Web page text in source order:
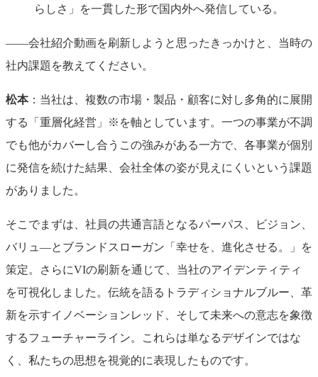
らしさ」を一貫した形で国内外へ発信している。
――会社紹介動画を刷新しようと思ったきっかけと、当時の
社内課題を教えてください。
松本：当社は、複数の市場・製品・顧客に対し多角的に展開
する「重層化経営」※を軸としています。一つの事業が不調
でも他がカバーし合うこの強みがある一方で、各事業が個別
に発信を続けた結果、会社全体の姿が見えにくいという課題
がありました。
そこでまずは、社員の共通言語となるパーパス、ビジョン、
バリュ―とブランドスローガン「幸せを、進化させる。」を
策定。さらにVIの刷新を通じて、当社のアイデンティティ
を可視化しました。伝統を語るトラディショナルブルー、革
新を示すイノベーションレッド、そして未来への意志を象徴
するフューチャーライン。これらは単なるデザインではな
く、私たちの思想を視覚的に表現したものです。